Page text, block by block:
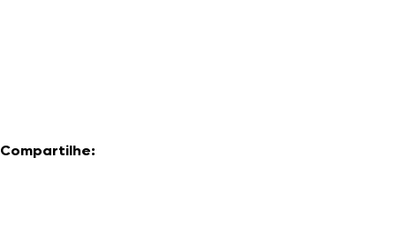
Compartilhe: